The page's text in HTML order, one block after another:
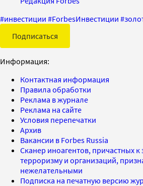
#инвестиции #ForbesИнвестиции #
Подписаться
Информация:
Контактная информация
Правила обработки
Реклама в журнале
Реклама на сайте
Условия перепечатки
Архив
Вакансии в Forbes Russia
Сканер иноагентов, причастных к
терроризму и организаций,
нежелательными
Подписка на печатную версию